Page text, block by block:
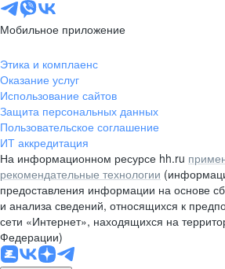
Мобильное приложение
Этика и комплаенс
Оказание услуг
Использование сайтов
Защита персональных данных
Пользовательское соглашение
ИТ аккредитация
На информационном ресурсе hh.ru
рекомендательные технологии
предоставления информации на основе
и анализа сведений, относящихся к
сети «Интернет», находящихся на
Федерации)